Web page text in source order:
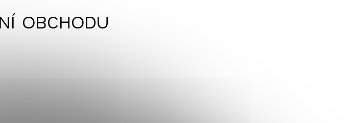
OBCHODU